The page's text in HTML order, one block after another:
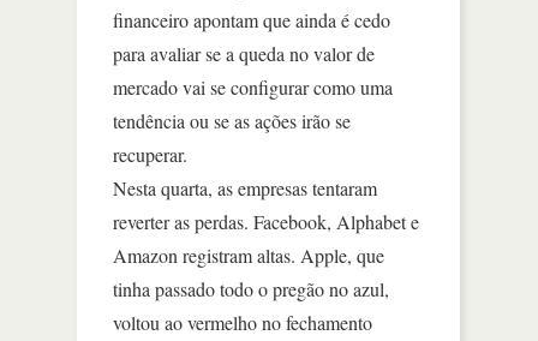
financeiro apontam que ainda é cedo
para avaliar se a queda no valor de
mercado vai se configurar como uma
tendência ou se as ações irão se
recuperar.
Nesta quarta, as empresas tentaram
reverter as perdas. Facebook, Alphabet e
Amazon registram altas. Apple, que
tinha passado todo o pregão no azul,
voltou ao vermelho no fechamento